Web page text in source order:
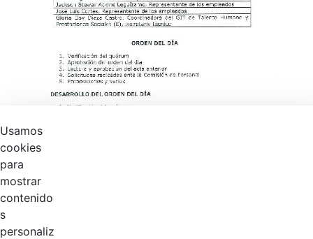
Usamos
cookies
para
mostrar
contenido
s
personaliz